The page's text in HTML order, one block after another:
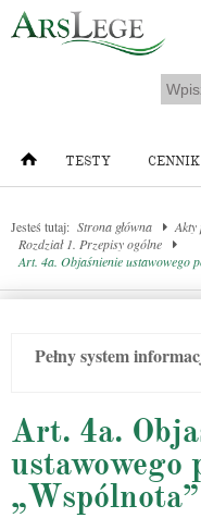
TESTY CENNIK
Jesteś tutaj: Strona główna Akty
Rozdział 1. Przepisy ogólne
Art. 4a. Objaśnienie ustawowego
Pełny system
Art. 4a.
ustawowego
„Wspólnota”